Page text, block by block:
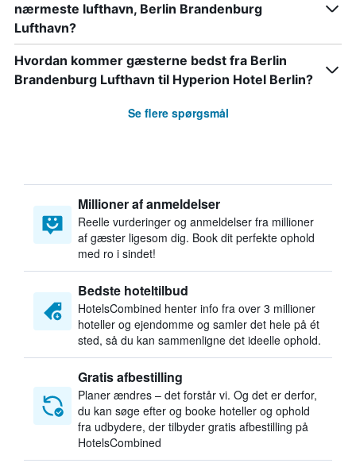
nærmeste lufthavn, Berlin Brandenburg
Lufthavn?
Hvordan kommer gæsterne bedst fra Berlin
Brandenburg Lufthavn til Hyperion Hotel Berlin?
Se flere spørgsmål
Millioner af anmeldelser
Reelle vurderinger og anmeldelser fra millioner
af gæster ligesom dig. Book dit perfekte ophold
med ro i sindet!
Bedste hoteltilbud
HotelsCombined henter info fra over 3 millioner
hoteller og ejendomme og samler det hele på ét
sted, så du kan sammenligne det ideelle ophold.
Gratis afbestilling
Planer ændres – det forstår vi. Og det er derfor,
du kan søge efter og booke hoteller og ophold
fra udbydere, der tilbyder gratis afbestilling på
HotelsCombined